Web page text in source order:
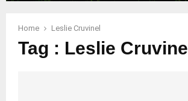
Home Leslie Cruvinel
Tag : Leslie Cruvinel